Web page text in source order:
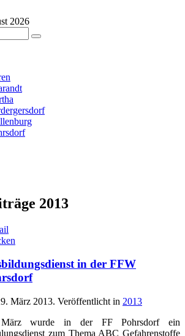
2026
2013
in der FFW
März 2013. Veröffentlicht in 2013
wurde in der FF Pohrsdorf ein
zum Thema ABC Gefahrenstoffe